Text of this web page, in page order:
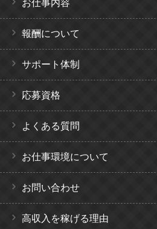
お仕事内容
報酬について
サポート体制
応募資格
よくある質問
お仕事環境について
お問い合わせ
高収入を稼げる理由